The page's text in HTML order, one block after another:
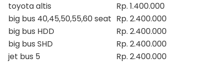
toyota altis
Rp. 1.400.000
big bus 40,45,50,55,60 seat Rp. 2.400.000
big bus HDD
Rp. 2.400.000
big bus SHD
Rp. 2.400.000
jet bus 5
Rp. 2.400.000